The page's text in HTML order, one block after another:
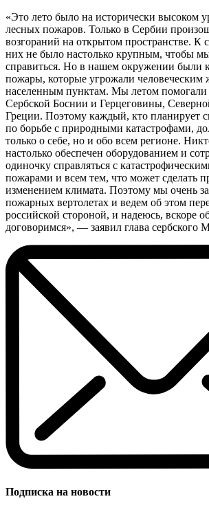
«Это лето было на исторически высоком
лесных пожаров. Только в Сербии
возгораний на открытом пространстве. К
них не было настолько крупным, чтобы
справиться. Но в нашем окружении были
пожары, которые угрожали человеческим
населенным пунктам. Мы летом помогали
Сербской Боснии и Герцеговины,
Греции. Поэтому каждый, кто планирует
по борьбе с природными катастрофами,
только о себе, но и обо всем регионе.
настолько обеспечен оборудованием и
одиночку справляться с
пожарами и всем тем, что может сделать
изменением климата. Поэтому мы очень
пожарных вертолетах и ведем об этом
российской стороной, и надеюсь, вскоре
договоримся», — заявил глава сербского
Подписка на новости